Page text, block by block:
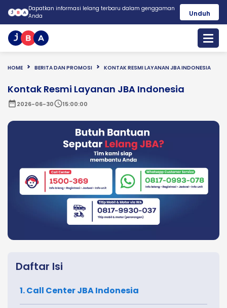
Dapatkan informasi lelang terbaru dalam genggaman
Anda
Unduh
HOME BERITA DAN PROMOSI KONTAK RESMI LAYANAN JBA INDONESIA
Kontak Resmi Layanan JBA Indonesia
date_range2026-06-30schedule15:00:00
Daftar Isi
1. Call Center JBA Indonesia